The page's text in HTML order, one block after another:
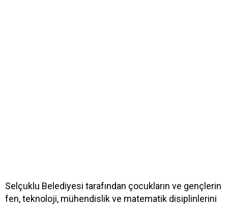
Selçuklu Belediyesi tarafından çocukların ve gençlerin
fen, teknoloji, mühendislik ve matematik disiplinlerini